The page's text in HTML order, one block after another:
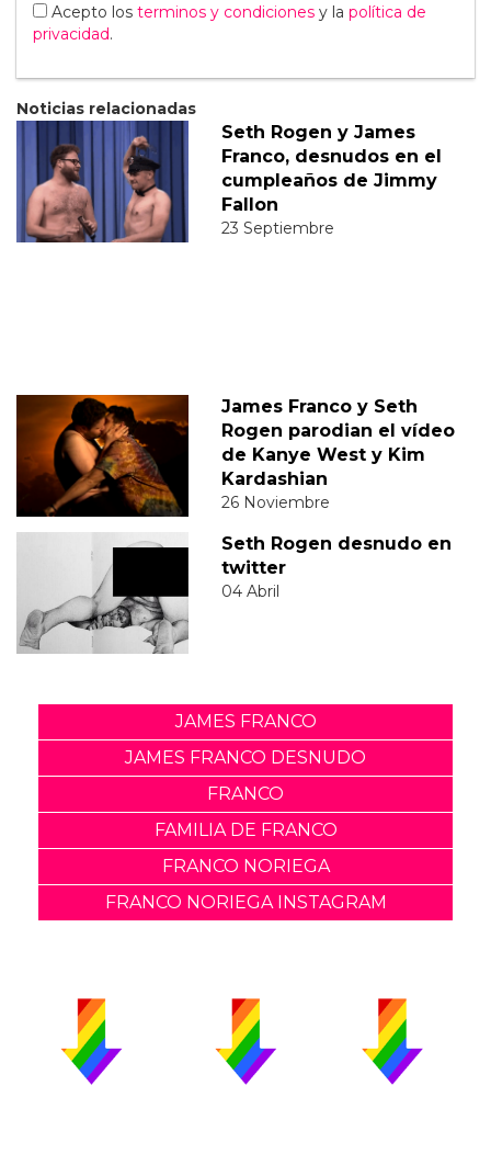
Acepto los terminos y condiciones y la política de
privacidad.
Noticias relacionadas
Seth Rogen y James
Franco, desnudos en el
cumpleaños de Jimmy
Fallon
23 Septiembre
James Franco y Seth
Rogen parodian el vídeo
de Kanye West y Kim
Kardashian
26 Noviembre
Seth Rogen desnudo en
twitter
04 Abril
JAMES FRANCO
JAMES FRANCO DESNUDO
FRANCO
FAMILIA DE FRANCO
FRANCO NORIEGA
FRANCO NORIEGA INSTAGRAM